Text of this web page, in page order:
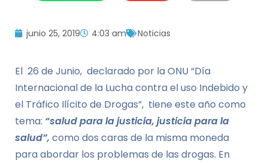
junio 25, 2019 4:03 am Noticias
El 26 de Junio, declarado por la ONU “Día
Internacional de la Lucha contra el uso Indebido y
el Tráfico Ilícito de Drogas”, tiene este año como
tema: “salud para la justicia, justicia para la
salud”, como dos caras de la misma moneda
para abordar los problemas de las drogas. En